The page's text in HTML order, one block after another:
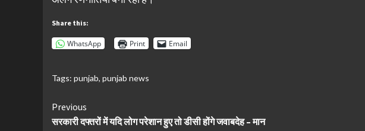
Share this:
WhatsApp Print Email
Tags: punjab, punjab news
Continue
Previous
सरकारी दफ्तरों में यदि लोग परेशान हुए तो डीसी होंगे जवाबदेह – मान